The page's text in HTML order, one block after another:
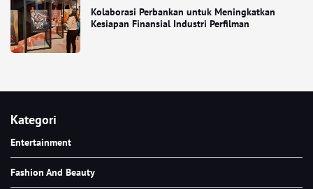
Kolaborasi Perbankan untuk Meningkatkan
Kesiapan Finansial Industri Perfilman
Kategori
Entertainment
Fashion And Beauty